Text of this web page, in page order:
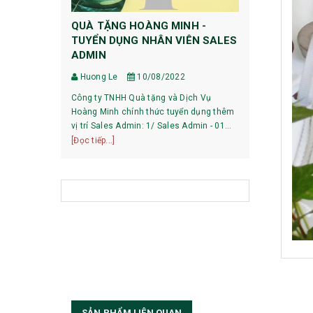
QUÀ TẶNG HOÀNG MINH -
TUYỂN DỤNG NHÂN VIÊN SALES
ADMIN
Huong Le 10/08/2022
Công ty TNHH Quà tặng và Dịch Vụ
Hoàng Minh chính thức tuyển dụng thêm
vị trí Sales Admin: 1/ Sales Admin - 01
nhân viên làm việc tại trụ sở Hà Nội.
[Đọc tiếp...]
HƯỚNG
DỰ
HƯỚNG
nay, việc
bạn có thể
[Đọc tiếp...]